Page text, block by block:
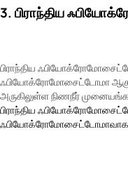
3. பிராந்திய
பிராந்திய
ஃபியோக்ரோமோசைட்டோமா
அருகிலுள்ள நிணநீர்
பிராந்திய
ஃபியோக்ரோமோசைட்டோமாவாக